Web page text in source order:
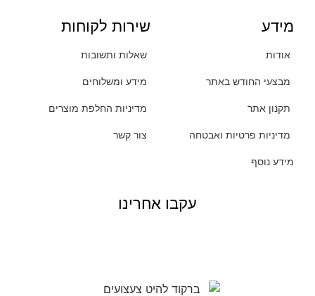
מידע
אודות
מבצעי החודש באתר
תקנון אתר
מדיניות פרטיות ואבטחה
מידע נוסף
שירות לקוחות
שאלות ותשובות
מידע ומשלוחים
מדיניות החלפת מוצרים
צור קשר
עקבו אחרינו